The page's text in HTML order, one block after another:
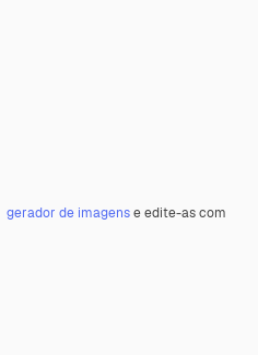
gerador de imagense edite-as com